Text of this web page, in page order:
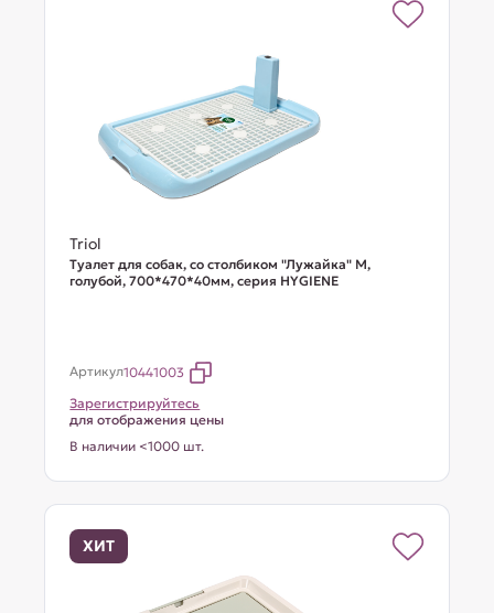
Triol
Туалет для собак, со столбиком "Лужайка" M,
голубой, 700*470*40мм, серия HYGIENE
Артикул10441003
Зарегистрируйтесь
для отображения цены
В наличии <1000 шт.
ХИТ